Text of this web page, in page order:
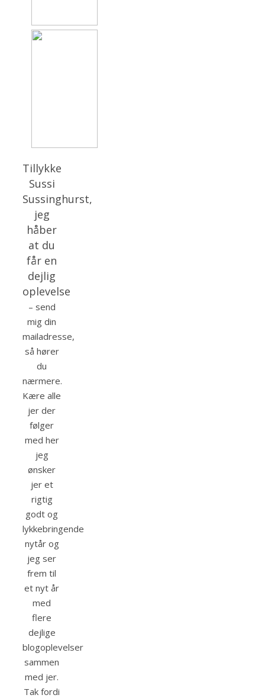
Tillykke
Sussi
Sussinghurst,
jeg
håber
at du
får en
dejlig
oplevelse
– send
mig din
mailadresse,
så hører
du
nærmere.
Kære alle
jer der
følger
med her
jeg
ønsker
jer et
rigtig
godt og
lykkebringende
nytår og
jeg ser
frem til
et nyt år
med
flere
dejlige
blogoplevelser
sammen
med jer.
Tak fordi